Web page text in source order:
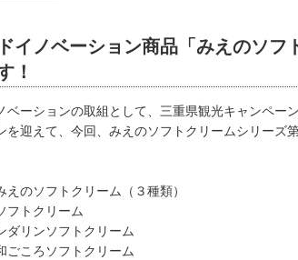
イノベーション商品「みえのソフ
！
ーションの取組として、三重県観光キャンペー
を迎えて、今回、みえのソフトクリームシリーズ
えのソフトクリーム（３種類）
トクリーム
ンソフトクリーム
ろソフトクリーム